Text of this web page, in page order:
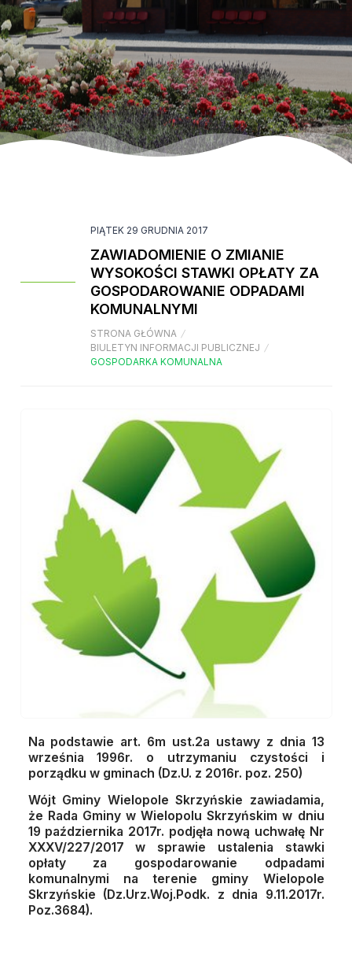
PIĄTEK 29 GRUDNIA 2017
ZAWIADOMIENIE O ZMIANIE
WYSOKOŚCI STAWKI OPŁATY ZA
GOSPODAROWANIE ODPADAMI
KOMUNALNYMI
STRONA GŁÓWNA /
BIULETYN INFORMACJI PUBLICZNEJ /
GOSPODARKA KOMUNALNA
Na podstawie art. 6m ust.2a ustawy z dnia 13
września 1996r. o utrzymaniu czystości i
porządku w gminach (Dz.U. z 2016r. poz. 250)
Wójt Gminy Wielopole Skrzyńskie zawiadamia,
że Rada Gminy w Wielopolu Skrzyńskim w dniu
19 października 2017r. podjęła nową uchwałę Nr
XXXV/227/2017 w sprawie ustalenia stawki
opłaty za gospodarowanie odpadami
komunalnymi na terenie gminy Wielopole
Skrzyńskie (Dz.Urz.Woj.Podk. z dnia 9.11.2017r.
Poz.3684).